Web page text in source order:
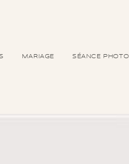
MARIAGE SÉANCE PHOTO